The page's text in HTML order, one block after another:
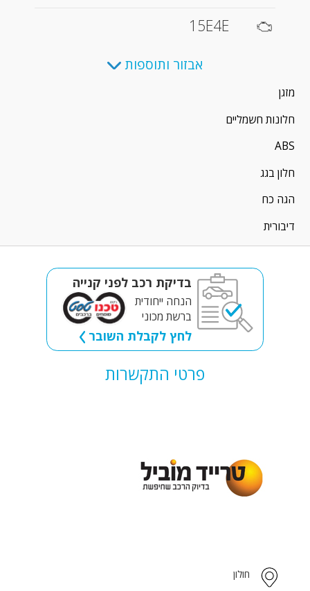
15E4E
אבזור ותוספות
מזגן
חלונות חשמליים
ABS
חלון בגג
הגה כח
דיבורית
בדיקת רכב לפני קנייה
הנחה ייחודית
ברשת מכוני
לחץ לקבלת השובר
פרטי התקשרות
חולון